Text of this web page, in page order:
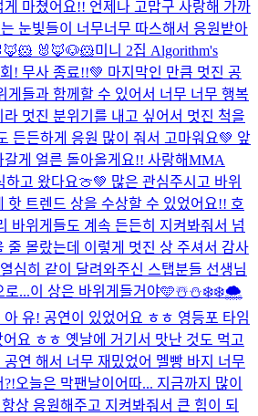
마쳤어요!! 언제나 고맙구 사랑해 가까
눈빛들이 너무너무 따스해서 응원받아
🐰🦊🐶🐹미니 2집 Algorithm's
! 무사 종료!!💚 마지막인 만큼 멋진 공
게들과 함께할 수 있어서 너무 너무 행복
멋진 분위기를 내고 싶어서 멋진 척을
든든하게 응원 많이 줘서 고마워요💚 앞
게 얼른 돌아올게요!! 사랑해MMA
하고 왔다요🍈💚 많은 관심주시고 바위
핫 트렌드 상을 수상할 수 있었어요!! 호
바위게들도 계속 든든히 지켜봐줘서 넘
줄 몰랐는데 이렇게 멋진 상 주셔서 감사
심히 같이 달려와주신 스탭분들 선생님
로...이 상은 바위게들거야🩵☃️⛄️❄️❄️🌨️
아 유! 공연이 있었어요 ㅎㅎ 영등포 타임
요 ㅎㅎ 옛날에 거기서 맛난 것도 먹고
연 해서 너무 재밌었어 멜빵 바지 너무
?!오늘은 막팬날이어따... 지금까지 많이
상 응원해주고 지켜봐줘서 큰 힘이 되